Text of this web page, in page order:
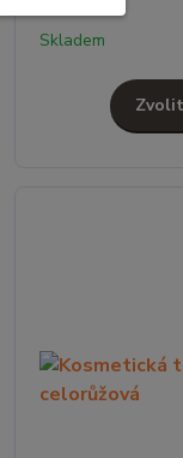
Skladem